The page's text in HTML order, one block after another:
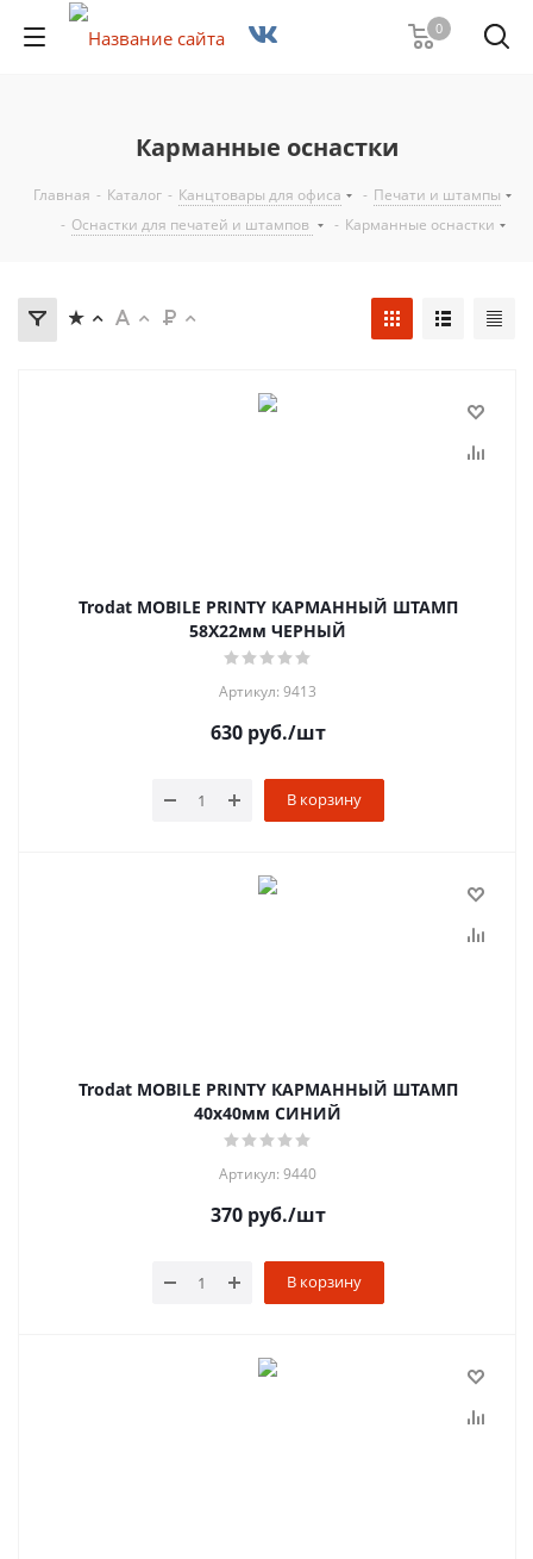
0
Карманные оснастки
Главная - Каталог - Канцтовары для офиса - Печати и штампы
- Оснастки для печатей и штампов - Карманные оснастки
Trodat MOBILE PRINTY КАРМАННЫЙ ШТАМП
58Х22мм ЧЕРНЫЙ
Артикул: 9413
630руб./шт
В корзину
Trodat MOBILE PRINTY КАРМАННЫЙ ШТАМП
40х40мм СИНИЙ
Артикул: 9440
370руб./шт
В корзину